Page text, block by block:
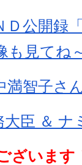
Ｄ公開録
も見てね
満智子さ
大臣 ＆ ナ
ざいます